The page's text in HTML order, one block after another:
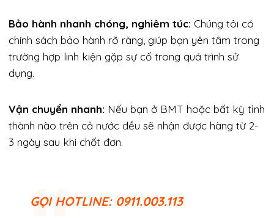
Bảo hành nhanh chóng, nghiêm túc: Chúng tôi có
chính sách bảo hành rõ ràng, giúp bạn yên tâm trong
trường hợp linh kiện gặp sự cố trong quá trình sử
dụng.
Vận chuyển nhanh: Nếu bạn ở BMT hoặc bất kỳ tỉnh
thành nào trên cả nước đều sẽ nhận được hàng từ 2-
3 ngày sau khi chốt đơn.
GỌI HOTLINE: 0911.003.113